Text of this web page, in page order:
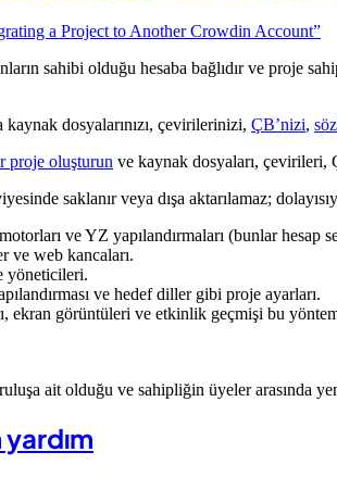
a Project to Another Crowdin Account”
sahibi olduğu hesaba bağlıdır ve proje
dosyalarınızı, çevirilerinizi, ÇB’nizi,
proje oluşturun ve kaynak dosyaları, çevirileri,
saklanır veya dışa aktarılamaz;
ve YZ yapılandırmaları (bunlar hesap
ve web kancaları.
yöneticileri.
ve hedef diller gibi proje ayarları.
ekran görüntüleri ve etkinlik geçmişi bu
ait olduğu ve sahipliğin üyeler arasında